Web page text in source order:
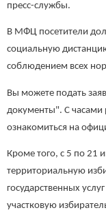
пресс-службы.
В МФЦ посетители
социальную
соблюдением всех
Вы можете подать
документы". С
ознакомиться на
Кроме того, с 5 по 21
территориальную
государственных
участковую